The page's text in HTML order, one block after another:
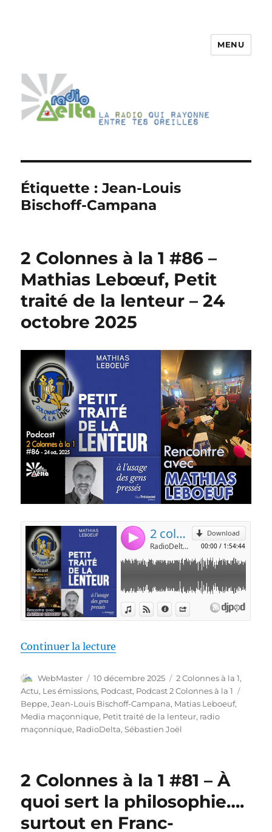
MENU
Étiquette :Jean-Louis
Bischoff-Campana
2 Colonnes à la 1 #86 –
Mathias Lebœuf, Petit
traité de la lenteur – 24
octobre 2025
Continuer la lecture
Auteur
WebMaster
Publié
le
10 décembre 2025 Catégories
2 Colonnes à la 1,
Actu, Les émissions, Podcast, Podcast 2 Colonnes à la 1
Beppe,Jean-Louis Bischoff-Campana, Matias Leboeuf,
Media maçonnique, Petit traité de la lenteur, radio
maçonnique, RadioDelta,Sébastien Joël
2 Colonnes à la 1 #81 – À
quoi sert la philosophie….
surtout en Franc-